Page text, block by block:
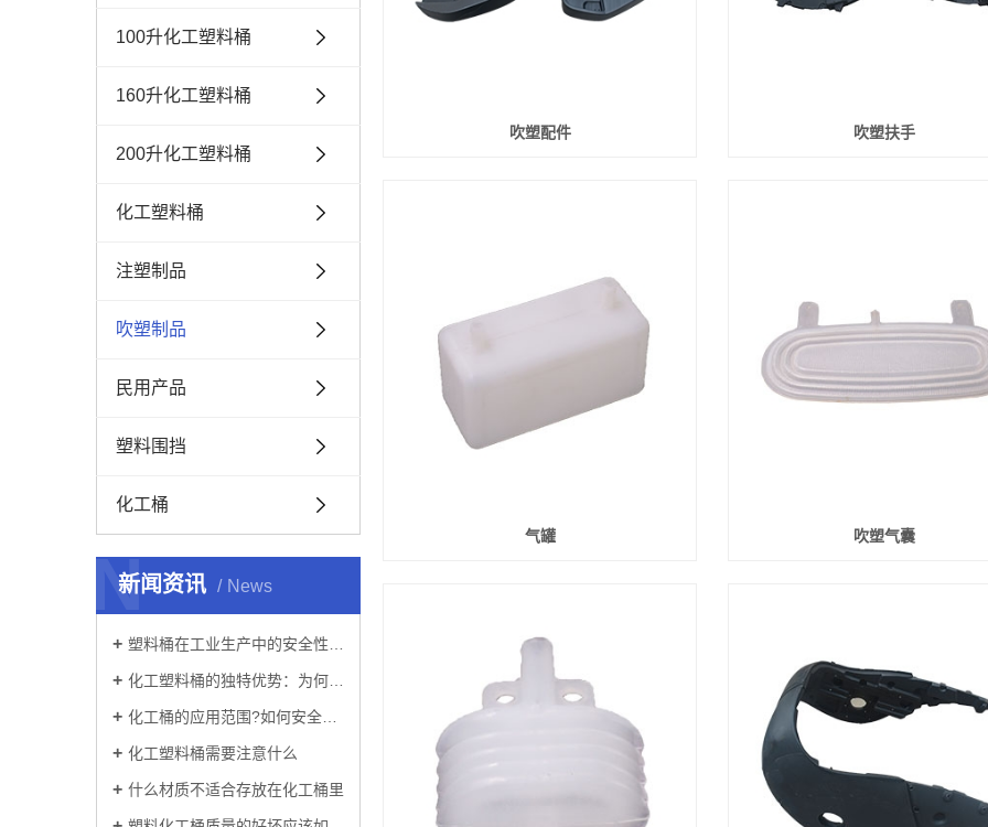
100升化工塑料桶
160升化工塑料桶
200升化工塑料桶
化工塑料桶
注塑制品
吹塑制品
民用产品
塑料围挡
化工桶
新闻资讯 News
N
塑料桶在工业生产中的安全性如何？
化工塑料桶的独特优势：为何在工业领域被广泛使用？
化工桶的应用范围?如何安全的使用?
化工塑料桶需要注意什么
什么材质不适合存放在化工桶里
吹塑配件 吹塑扶手
气罐 吹塑气囊